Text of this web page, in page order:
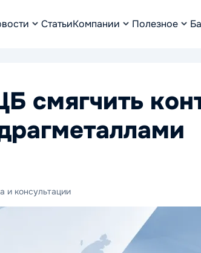
СтатьиКомпании Полезное
смягчить
и консультации